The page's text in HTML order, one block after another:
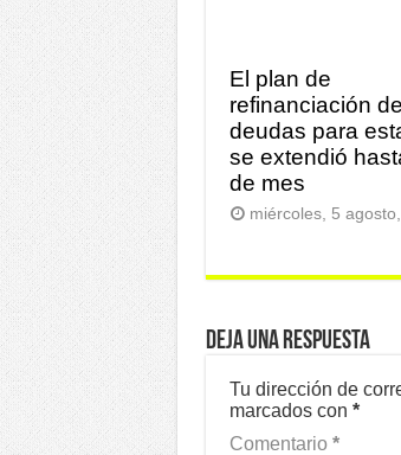
El plan de
refinanciación de
deudas para
se extendió
de mes
miércoles, 5
Deja una respuesta
Tu dirección de
marcados con *
Comentario *